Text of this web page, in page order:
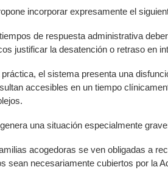
incorporar expresamente el
de respuesta administrativa
justificar la desatención o retraso en
práctica, el sistema presenta una
accesibles en un tiempo
una situación especialmente
acogedoras se ven obligadas a
sean necesariamente cubiertos por la